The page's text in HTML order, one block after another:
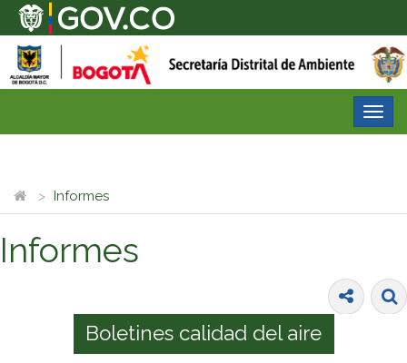
Informes
Informes
Boletines calidad del aire